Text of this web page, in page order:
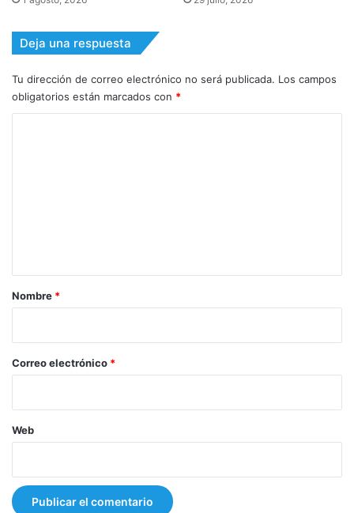
Deja una respuesta
Tu dirección de correo electrónico no será publicada. Los campos
obligatorios están marcados con *
r
*
Nombre *
Correo electrónico *
Web